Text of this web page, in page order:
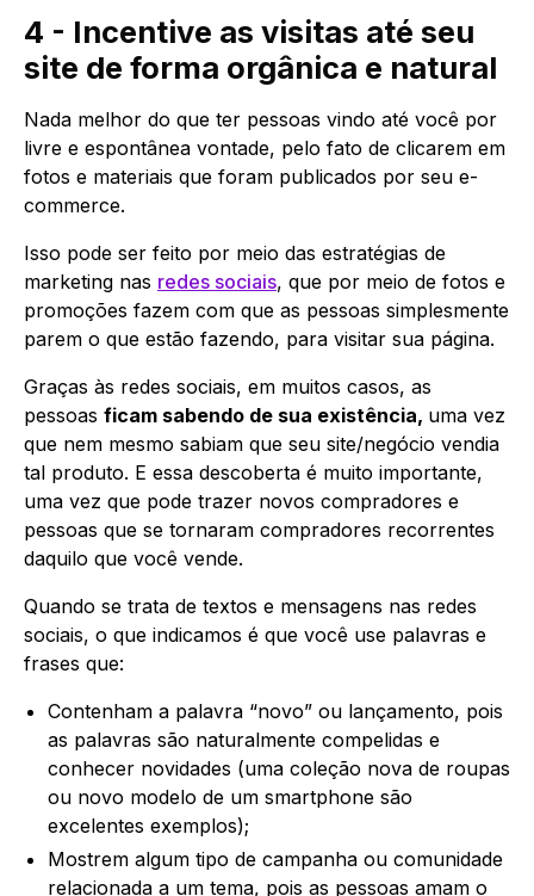
4 - Incentive as visitas até seu
site de forma orgânica e natural
Nada melhor do que ter pessoas vindo até você por
livre e espontânea vontade, pelo fato de clicarem em
fotos e materiais que foram publicados por seu e-
commerce.
Isso pode ser feito por meio das estratégias de
marketing nas redes sociais, que por meio de fotos e
promoções fazem com que as pessoas simplesmente
parem o que estão fazendo, para visitar sua página.
Graças às redes sociais, em muitos casos, as
pessoas ficam sabendo de sua existência, uma vez
que nem mesmo sabiam que seu site/negócio vendia
tal produto. E essa descoberta é muito importante,
uma vez que pode trazer novos compradores e
pessoas que se tornaram compradores recorrentes
daquilo que você vende.
Quando se trata de textos e mensagens nas redes
sociais, o que indicamos é que você use palavras e
frases que:
Contenham a palavra “novo” ou lançamento, pois
as palavras são naturalmente compelidas e
conhecer novidades (uma coleção nova de roupas
ou novo modelo de um smartphone são
excelentes exemplos);
Mostrem algum tipo de campanha ou comunidade
relacionada a um tema, pois as pessoas amam o